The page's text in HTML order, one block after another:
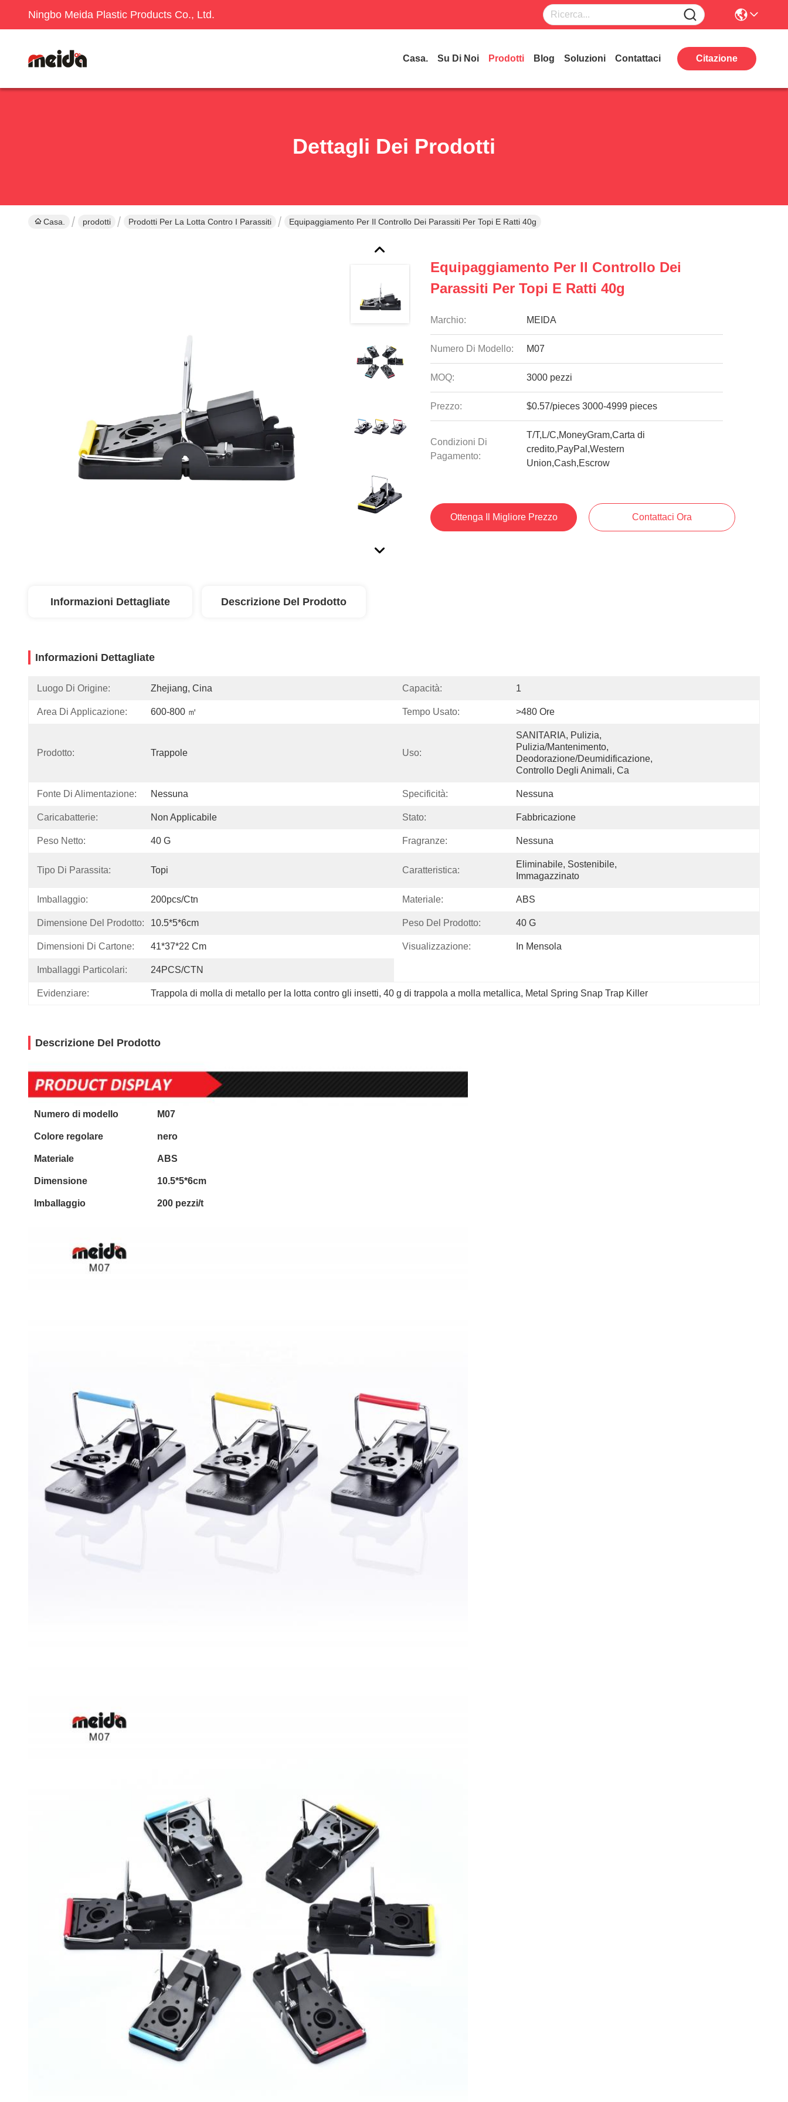
Ningbo Meida Plastic Products Co., Ltd.
Casa. Su Di Noi Prodotti Blog Soluzioni Contattaci Citazione
Dettagli Dei Prodotti
Casa. prodotti Prodotti Per La Lotta Contro I Parassiti Equipaggiamento Per Il Controllo Dei Parassiti Per Topi E Ratti 40g
Equipaggiamento Per Il Controllo Dei
Parassiti Per Topi E Ratti 40g
Marchio: MEIDA
Numero Di Modello: M07
MOQ: 3000 pezzi
Prezzo: $0.57/pieces 3000-4999 pieces
Condizioni Di
Pagamento:
T/T,L/C,MoneyGram,Carta di
credito,PayPal,Western
Union,Cash,Escrow
Ottenga Il Migliore Prezzo Contattaci Ora
Informazioni Dettagliate Descrizione Del Prodotto
Informazioni Dettagliate
Luogo Di Origine: Zhejiang, Cina Capacità: 1
Area Di Applicazione: 600-800 ㎡ Tempo Usato: >480 Ore
Prodotto: Trappole Uso:
SANITARIA, Pulizia,
Pulizia/mantenimento,
Deodorazione/deumidificazione,
Controllo Degli Animali, Ca
Fonte Di Alimentazione: Nessuna Specificità: Nessuna
Caricabatterie: Non Applicabile Stato: Fabbricazione
Peso Netto: 40 G Fragranze: Nessuna
Tipo Di Parassita: Topi Caratteristica:
Eliminabile, Sostenibile,
Immagazzinato
Imballaggio: 200pcs/ctn Materiale: ABS
Dimensione Del Prodotto: 10.5*5*6cm Peso Del Prodotto: 40 G
Dimensioni Di Cartone: 41*37*22 Cm Visualizzazione: In Mensola
Imballaggi Particolari: 24PCS/CTN
Evidenziare: Trappola di molla di metallo per la lotta contro gli insetti, 40 g di trappola a molla metallica, Metal Spring Snap Trap Killer
Descrizione Del Prodotto
Numero di modello M07
Colore regolare nero
Materiale ABS
Dimensione 10.5*5*6cm
Imballaggio 200 pezzi/t